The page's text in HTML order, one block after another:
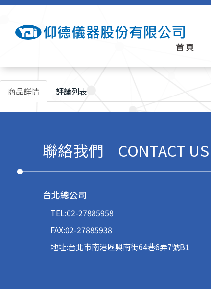
首頁
商品詳情 評論列表
聯絡我們 CONTACT US
台北總公司
TEL:02-27885958
FAX:02-27885938
地址:台北市南港區興南街64巷6弄7號B1